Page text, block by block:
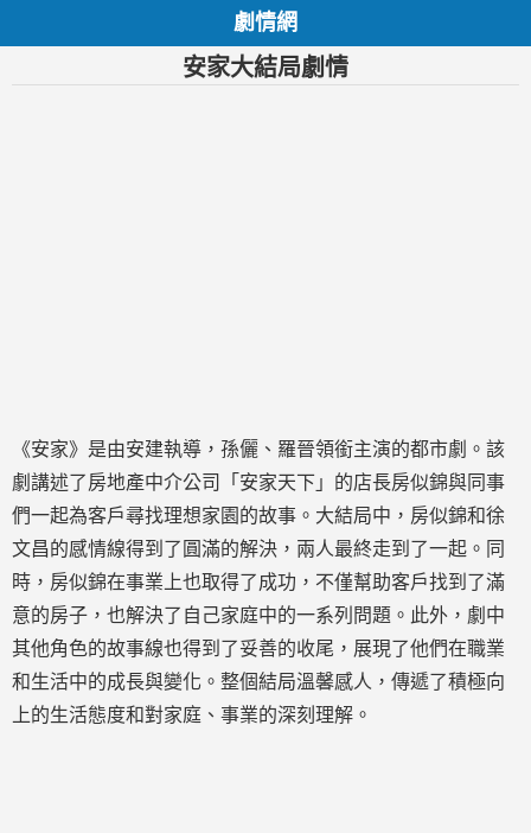
劇情網
安家大結局劇情
《安家》是由安建執導，孫儷、羅晉領銜主演的都市劇。該
劇講述了房地產中介公司「安家天下」的店長房似錦與同事
們一起為客戶尋找理想家園的故事。大結局中，房似錦和徐
文昌的感情線得到了圓滿的解決，兩人最終走到了一起。同
時，房似錦在事業上也取得了成功，不僅幫助客戶找到了滿
意的房子，也解決了自己家庭中的一系列問題。此外，劇中
其他角色的故事線也得到了妥善的收尾，展現了他們在職業
和生活中的成長與變化。整個結局溫馨感人，傳遞了積極向
上的生活態度和對家庭、事業的深刻理解。